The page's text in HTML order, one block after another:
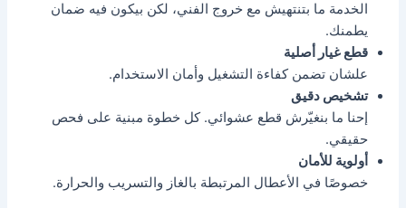
الخدمة ما بتنتهيش مع خروج الفني، لكن بيكون فيه ضمان
يطمنك.
قطع غيار أصلية
علشان تضمن كفاءة التشغيل وأمان الاستخدام.
تشخيص دقيق
إحنا ما بنغيّرش قطع عشوائي. كل خطوة مبنية على فحص
حقيقي.
أولوية للأمان
خصوصًا في الأعطال المرتبطة بالغاز والتسريب والحرارة.